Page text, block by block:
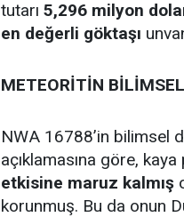
tutarı 5,296 milyon
en değerli göktaşı
METEORİTİN
NWA 16788’in bilimsel
açıklamasına göre, kaya
etkisine maruz kalmış
korunmuş. Bu da onun